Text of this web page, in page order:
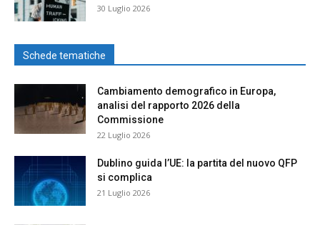
30 Luglio 2026
Schede tematiche
Cambiamento demografico in Europa,
analisi del rapporto 2026 della
Commissione
22 Luglio 2026
Dublino guida l’UE: la partita del nuovo QFP
si complica
21 Luglio 2026